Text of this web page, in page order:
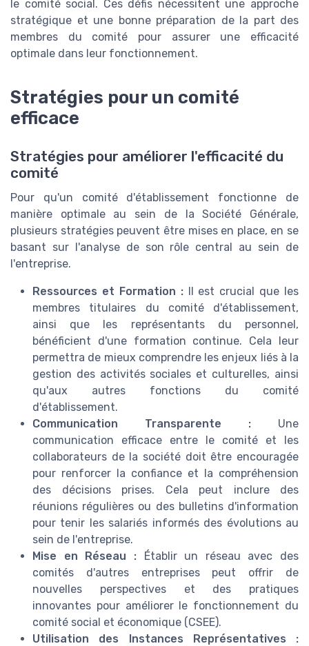
le comité social. Ces défis nécessitent une approche
stratégique et une bonne préparation de la part des
membres du comité pour assurer une efficacité
optimale dans leur fonctionnement.
Stratégies pour un comité
efficace
Stratégies pour améliorer l'efficacité du
comité
Pour qu'un comité d'établissement fonctionne de
manière optimale au sein de la Société Générale,
plusieurs stratégies peuvent être mises en place, en se
basant sur l'analyse de son rôle central au sein de
l'entreprise.
Ressources et Formation :Il est crucial que les
membres titulaires du comité d'établissement,
ainsi que les représentants du personnel,
bénéficient d'une formation continue. Cela leur
permettra de mieux comprendre les enjeux liés à la
gestion des activités sociales et culturelles, ainsi
qu'aux autres fonctions du comité
d'établissement.
Communication Transparente : Une
communication efficace entre le comité et les
collaborateurs de la société doit être encouragée
pour renforcer la confiance et la compréhension
des décisions prises. Cela peut inclure des
réunions régulières ou des bulletins d'information
pour tenir les salariés informés des évolutions au
sein de l'entreprise.
Mise en Réseau :Établir un réseau avec des
comités d'autres entreprises peut offrir de
nouvelles perspectives et des pratiques
innovantes pour améliorer le fonctionnement du
comité social et économique (CSEE).
Utilisation des Instances Représentatives :